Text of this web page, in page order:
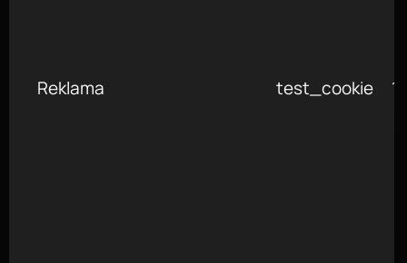
Reklama test_cookie